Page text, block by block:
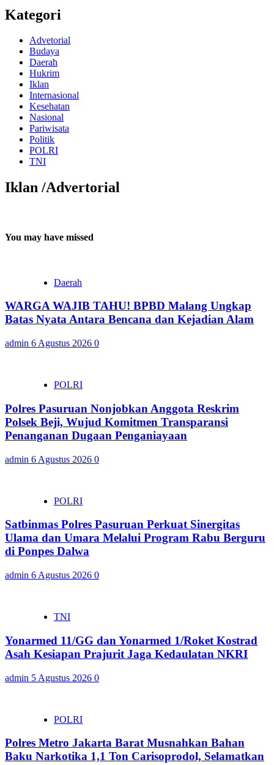
Kategori
Advetorial
Budaya
Daerah
Hukrim
Iklan
Internasional
Kesehatan
Nasional
Pariwisata
Politik
POLRI
TNI
Iklan /Advertorial
You may have missed
Daerah
WARGA WAJIB TAHU! BPBD Malang Ungkap
Batas Nyata Antara Bencana dan Kejadian Alam
admin 6 Agustus 2026 0
POLRI
Polres Pasuruan Nonjobkan Anggota Reskrim
Polsek Beji, Wujud Komitmen Transparansi
Penanganan Dugaan Penganiayaan
admin 6 Agustus 2026 0
POLRI
Satbinmas Polres Pasuruan Perkuat Sinergitas
Ulama dan Umara Melalui Program Rabu Berguru
di Ponpes Dalwa
admin 6 Agustus 2026 0
TNI
Yonarmed 11/GG dan Yonarmed 1/Roket Kostrad
Asah Kesiapan Prajurit Jaga Kedaulatan NKRI
admin 5 Agustus 2026 0
POLRI
Polres Metro Jakarta Barat Musnahkan Bahan
Baku Narkotika 1,1 Ton Carisoprodol, Selamatkan